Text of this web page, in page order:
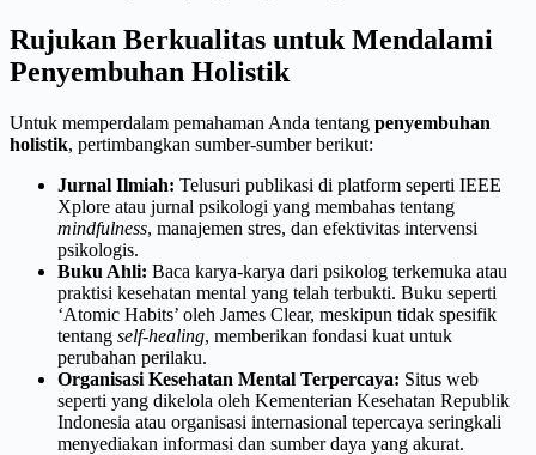
Rujukan Berkualitas untuk Mendalami
Penyembuhan Holistik
Untuk memperdalam pemahaman Anda tentang penyembuhan
holistik, pertimbangkan sumber-sumber berikut:
Jurnal Ilmiah: Telusuri publikasi di platform seperti IEEE
Xplore atau jurnal psikologi yang membahas tentang
mindfulness, manajemen stres, dan efektivitas intervensi
psikologis.
Buku Ahli: Baca karya-karya dari psikolog terkemuka atau
praktisi kesehatan mental yang telah terbukti. Buku seperti
‘Atomic Habits’ oleh James Clear, meskipun tidak spesifik
tentang self-healing, memberikan fondasi kuat untuk
perubahan perilaku.
Organisasi Kesehatan Mental Terpercaya: Situs web
seperti yang dikelola oleh Kementerian Kesehatan Republik
Indonesia atau organisasi internasional tepercaya seringkali
menyediakan informasi dan sumber daya yang akurat.